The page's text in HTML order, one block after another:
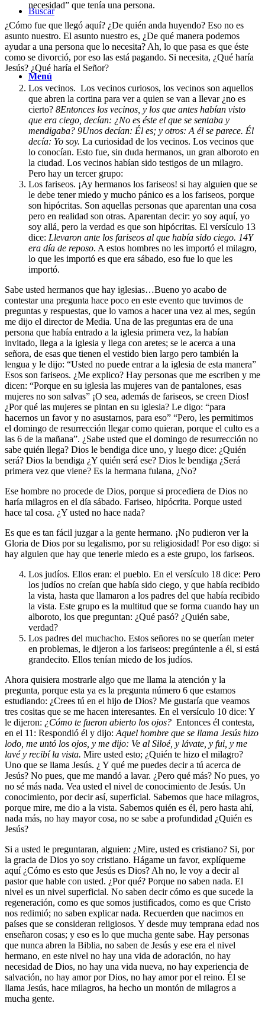
Buscar
Menú
necesidad” que tenía una persona.
¿Cómo fue que llegó aquí? ¿De quién anda huyendo? Eso no es
asunto nuestro. El asunto nuestro es, ¿De qué manera podemos
ayudar a una persona que lo necesita? Ah, lo que pasa es que éste
como se divorció, por eso las está pagando. Si necesita, ¿Qué haría
Jesús? ¿Qué haría el Señor?
Los vecinos. Los vecinos curiosos, los vecinos son aquellos
que abren la cortina para ver a quien se van a llevar ¿no es
cierto? 8Entonces los vecinos, y los que antes habían visto
que era ciego, decían: ¿No es éste el que se sentaba y
mendigaba? 9Unos decían: Él es; y otros: A él se parece. Él
decía: Yo soy. La curiosidad de los vecinos. Los vecinos que
lo conocían. Esto fue, sin duda hermanos, un gran alboroto en
la ciudad. Los vecinos habían sido testigos de un milagro.
Pero hay un tercer grupo:
Los fariseos. ¡Ay hermanos los fariseos! si hay alguien que se
le debe tener miedo y mucho pánico es a los fariseos, porque
son hipócritas. Son aquellas personas que aparentan una cosa
pero en realidad son otras. Aparentan decir: yo soy aquí, yo
soy allá, pero la verdad es que son hipócritas. El versículo 13
dice: Llevaron ante los fariseos al que había sido ciego. 14Y
era día de reposo. A estos hombres no les importó el milagro,
lo que les importó es que era sábado, eso fue lo que les
importó.
Sabe usted hermanos que hay iglesias…Bueno yo acabo de
contestar una pregunta hace poco en este evento que tuvimos de
preguntas y respuestas, que lo vamos a hacer una vez al mes, según
me dijo el director de Media. Una de las preguntas era de una
persona que había entrado a la iglesia primera vez, la habían
invitado, llega a la iglesia y llega con aretes; se le acerca a una
señora, de esas que tienen el vestido bien largo pero también la
lengua y le dijo: “Usted no puede entrar a la iglesia de esta manera”
Esos son fariseos. ¿Me explico? Hay personas que me escriben y me
dicen: “Porque en su iglesia las mujeres van de pantalones, esas
mujeres no son salvas” ¡O sea, además de fariseos, se creen Dios!
¿Por qué las mujeres se pintan en su iglesia? Le digo: “para
hacernos un favor y no asustarnos, para eso” “Pero, les permitimos
el domingo de resurrección llegar como quieran, porque el culto es a
las 6 de la mañana”. ¿Sabe usted que el domingo de resurrección no
sabe quién llega? Dios le bendiga dice uno, y luego dice: ¿Quién
será? Dios la bendiga ¿Y quién será ese? Dios le bendiga ¿Será
primera vez que viene? Es la hermana fulana, ¿No?
Ese hombre no procede de Dios, porque si procediera de Dios no
haría milagros en el día sábado. Fariseo, hipócrita. Porque usted
hace tal cosa. ¿Y usted no hace nada?
Es que es tan fácil juzgar a la gente hermano. ¡No pudieron ver la
Gloria de Dios por su legalismo, por su religiosidad! Por eso digo: si
hay alguien que hay que tenerle miedo es a este grupo, los fariseos.
Los judíos. Ellos eran: el pueblo. En el versículo 18 dice: Pero
los judíos no creían que había sido ciego, y que había recibido
la vista, hasta que llamaron a los padres del que había recibido
la vista. Este grupo es la multitud que se forma cuando hay un
alboroto, los que preguntan: ¿Qué pasó? ¿Quién sabe,
verdad?
Los padres del muchacho. Estos señores no se querían meter
en problemas, le dijeron a los fariseos: pregúntenle a él, si está
grandecito. Ellos tenían miedo de los judíos.
Ahora quisiera mostrarle algo que me llama la atención y la
pregunta, porque esta ya es la pregunta número 6 que estamos
estudiando: ¿Crees tú en el hijo de Dios? Me gustaría que veamos
tres cositas que se me hacen interesantes. En el versículo 10 dice: Y
le dijeron: ¿Cómo te fueron abierto los ojos? Entonces él contesta,
en el 11: Respondió él y dijo: Aquel hombre que se llama Jesús hizo
lodo, me untó los ojos, y me dijo: Ve al Siloé, y lávate, y fui, y me
lavé y recibí la vista. Mire usted esto; ¿Quién te hizo el milagro?
Uno que se llama Jesús. ¿ Y qué me puedes decir a tú acerca de
Jesús? No pues, que me mandó a lavar. ¿Pero qué más? No pues, yo
no sé más nada. Vea usted el nivel de conocimiento de Jesús. Un
conocimiento, por decir así, superficial. Sabemos que hace milagros,
porque mire, me dio a la vista. Sabemos quién es él, pero hasta ahí,
nada más, no hay mayor cosa, no se sabe a profundidad ¿Quién es
Jesús?
Si a usted le preguntaran, alguien: ¿Mire, usted es cristiano? Si, por
la gracia de Dios yo soy cristiano. Hágame un favor, explíqueme
aquí ¿Cómo es esto que Jesús es Dios? Ah no, le voy a decir al
pastor que hable con usted. ¿Por qué? Porque no saben nada. El
nivel es un nivel superficial. No saben decir cómo es que sucede la
regeneración, como es que somos justificados, como es que Cristo
nos redimió; no saben explicar nada. Recuerden que nacimos en
países que se consideran religiosos. Y desde muy temprana edad nos
enseñaron cosas; y eso es lo que mucha gente sabe. Hay personas
que nunca abren la Biblia, no saben de Jesús y ese era el nivel
hermano, en este nivel no hay una vida de adoración, no hay
necesidad de Dios, no hay una vida nueva, no hay experiencia de
salvación, no hay amor por Dios, no hay amor por el reino. Él se
llama Jesús, hace milagros, ha hecho un montón de milagros a
mucha gente.